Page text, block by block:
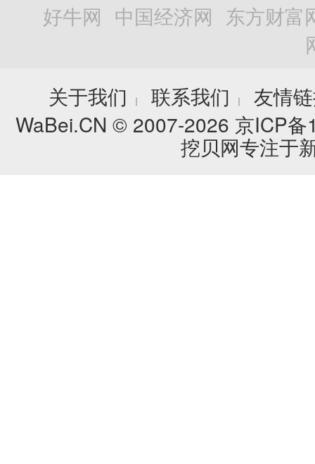
好牛网 中国经济网 东方财富
关于我们
┊ 联系我们 ┊
友情
WaBei.CN © 2007-2026 京ICP
挖贝网专注于